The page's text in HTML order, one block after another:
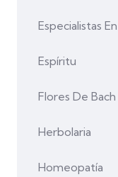
Especialistas
Espíritu
Flores De Bach
Herbolaria
Homeopatía